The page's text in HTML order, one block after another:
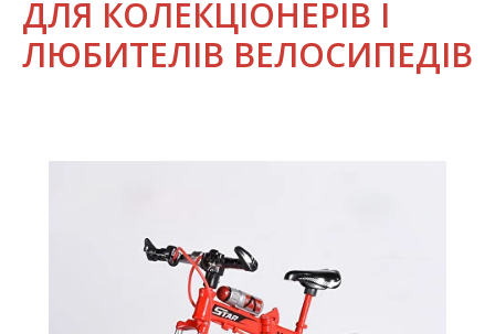
ДЛЯ КОЛЕКЦІОНЕРІВ І
ЛЮБИТЕЛІВ ВЕЛОСИПЕДІВ